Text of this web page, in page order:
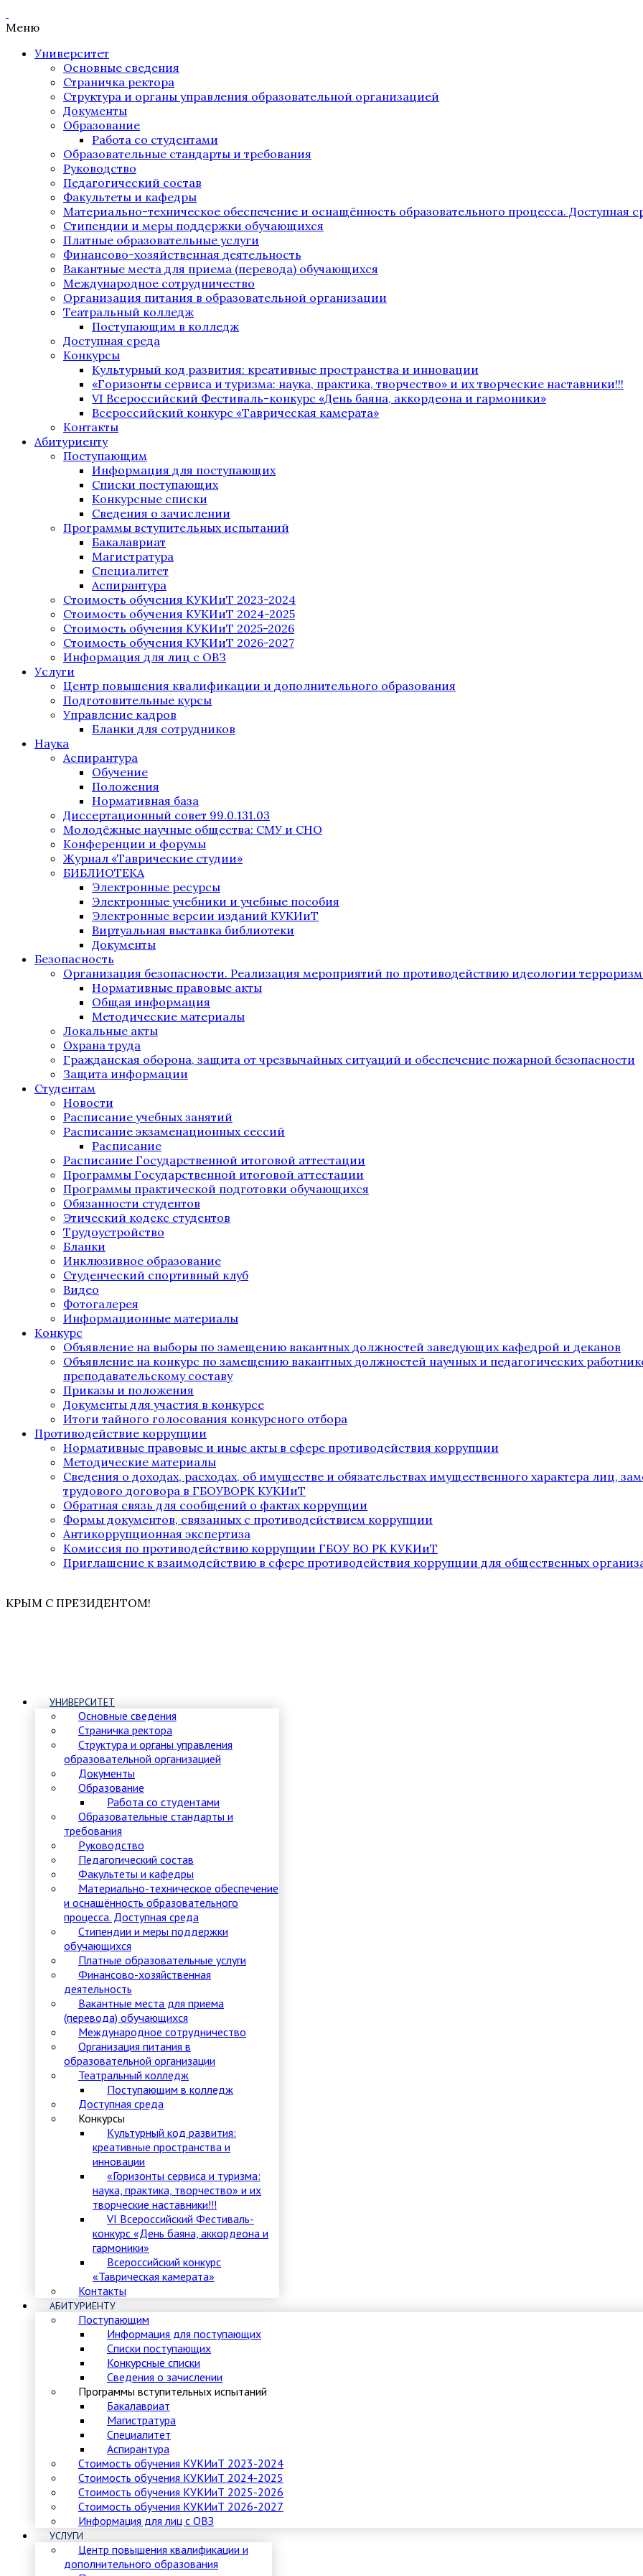
Меню
Университет
Основные сведения
Страничка ректора
Структура и органы управления образовательной организацией
Документы
Образование
Работа со студентами
Образовательные стандарты и требования
Руководство
Педагогический состав
Факультеты и кафедры
Материально-техническое обеспечение и оснащённость образовательного процесса. Доступная
Стипендии и меры поддержки обучающихся
Платные образовательные услуги
Финансово-хозяйственная деятельность
Вакантные места для приема (перевода) обучающихся
Международное сотрудничество
Организация питания в образовательной организации
Театральный колледж
Поступающим в колледж
Доступная среда
Конкурсы
Культурный код развития: креативные пространства и инновации
«Горизонты сервиса и туризма: наука, практика, творчество» и их творческие наставники!!!
VI Всероссийский Фестиваль-конкурс «День баяна, аккордеона и гармоники»
Всероссийский конкурс «Таврическая камерата»
Контакты
Абитуриенту
Поступающим
Информация для поступающих
Списки поступающих
Конкурсные списки
Сведения о зачислении
Программы вступительных испытаний
Бакалавриат
Магистратура
Специалитет
Аспирантура
Стоимость обучения КУКИиТ 2023-2024
Стоимость обучения КУКИиТ 2024-2025
Стоимость обучения КУКИиТ 2025-2026
Стоимость обучения КУКИиТ 2026-2027
Информация для лиц с ОВЗ
Услуги
Центр повышения квалификации и дополнительного образования
Подготовительные курсы
Управление кадров
Бланки для сотрудников
Наука
Аспирантура
Обучение
Положения
Нормативная база
Диссертационный совет 99.0.131.03
Молодёжные научные общества: СМУ и СНО
Конференции и форумы
Журнал «Таврические студии»
БИБЛИОТЕКА
Электронные ресурсы
Электронные учебники и учебные пособия
Электронные версии изданий КУКИиТ
Виртуальная выставка библиотеки
Документы
Безопасность
Организация безопасности. Реализация мероприятий по противодействию идеологии
Нормативные правовые акты
Общая информация
Методические материалы
Локальные акты
Охрана труда
Гражданская оборона, защита от чрезвычайных ситуаций и обеспечение пожарной безопасности
Защита информации
Студентам
Новости
Расписание учебных занятий
Расписание экзаменационных сессий
Расписание
Расписание Государственной итоговой аттестации
Программы Государственной итоговой аттестации
Программы практической подготовки обучающихся
Обязанности студентов
Этический кодекс студентов
Трудоустройство
Бланки
Инклюзивное образование
Студенческий спортивный клуб
Видео
Фотогалерея
Информационные материалы
Конкурс
Объявление на выборы по замещению вакантных должностей заведующих кафедрой и деканов
Объявление на конкурс по замещению вакантных должностей научных и педагогических
преподавательскому составу
Приказы и положения
Документы для участия в конкурсе
Итоги тайного голосования конкурсного отбора
Противодействие коррупции
Нормативные правовые и иные акты в сфере противодействия коррупции
Методические материалы
Сведения о доходах, расходах, об имуществе и обязательствах имущественного характера лиц,
трудового договора в ГБОУВОРК КУКИиТ
Обратная связь для сообщений о фактах коррупции
Формы документов, связанных с противодействием коррупции
Антикоррупционная экспертиза
Комиссия по противодействию коррупции ГБОУ ВО РК КУКИиТ
Приглашение к взаимодействию в сфере противодействия коррупции для общественных
КРЫМ С ПРЕЗИДЕНТОМ!
УНИВЕРСИТЕТ
Основные сведения
Страничка ректора
Структура и органы управления
образовательной организацией
Документы
Образование
Работа со студентами
Образовательные стандарты и
требования
Руководство
Педагогический состав
Факультеты и кафедры
Материально-техническое обеспечение
и оснащённость образовательного
процесса. Доступная среда
Стипендии и меры поддержки
обучающихся
Платные образовательные услуги
Финансово-хозяйственная
деятельность
Вакантные места для приема
(перевода) обучающихся
Международное сотрудничество
Организация питания в
образовательной организации
Театральный колледж
Поступающим в колледж
Доступная среда
Конкурсы
Культурный код развития:
креативные пространства и
инновации
«Горизонты сервиса и туризма:
наука, практика, творчество» и их
творческие наставники!!!
VI Всероссийский Фестиваль-
конкурс «День баяна, аккордеона и
гармоники»
Всероссийский конкурс
«Таврическая камерата»
Контакты
АБИТУРИЕНТУ
Поступающим
Информация для поступающих
Списки поступающих
Конкурсные списки
Сведения о зачислении
Программы вступительных испытаний
Бакалавриат
Магистратура
Специалитет
Аспирантура
Стоимость обучения КУКИиТ 2023-2024
Стоимость обучения КУКИиТ 2024-2025
Стоимость обучения КУКИиТ 2025-2026
Стоимость обучения КУКИиТ 2026-2027
Информация для лиц с ОВЗ
УСЛУГИ
Центр повышения квалификации и
дополнительного образования